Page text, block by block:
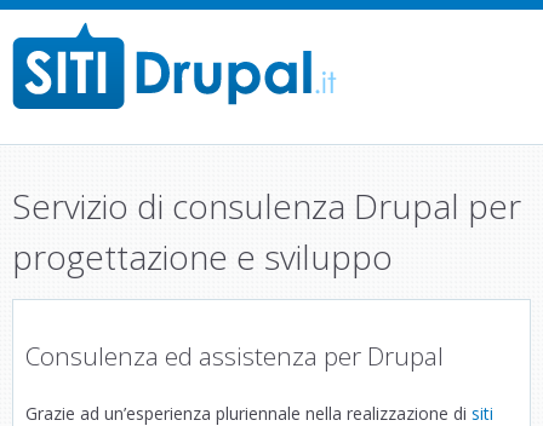
M
a
m
n
Servizio di consulenza Drupal per
progettazione e sviluppo
Consulenza ed assistenza per Drupal
Grazie ad un’esperienza pluriennale nella realizzazione di siti